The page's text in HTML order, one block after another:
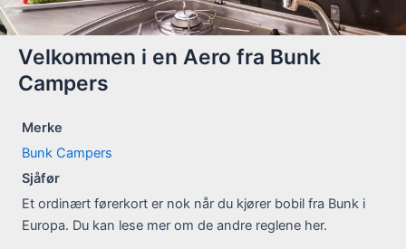
Velkommen i en Aero fra Bunk
Campers
Merke
Bunk Campers
Sjåfør
Et ordinært førerkort er nok når du kjører bobil fra Bunk i
Europa. Du kan lese mer om de andre reglene her.